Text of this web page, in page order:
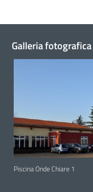
Galleria fotografica
6 June 2023
Piscina Onde Chiare 1